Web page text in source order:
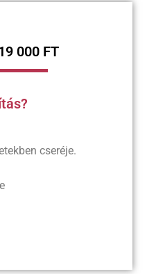
000 FT
cseréje.